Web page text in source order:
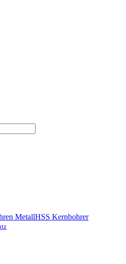
MetallHSS Kernbohrer